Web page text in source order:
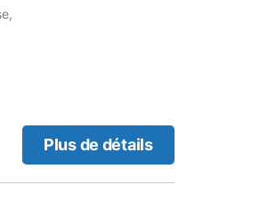
Plus de détails